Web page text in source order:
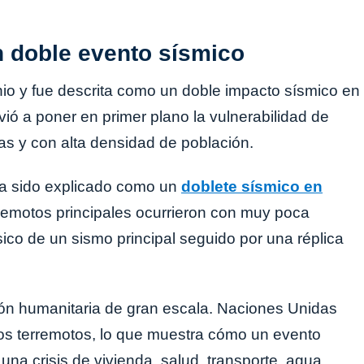
doble evento sísmico
y fue descrita como un doble impacto sísmico en
a poner en primer plano la vulnerabilidad de
y con alta densidad de población.
sido explicado como un doblete sísmico en
principales ocurrieron con muy poca
de un sismo principal seguido por una réplica
humanitaria de gran escala. Naciones Unidas
terremotos, lo que muestra cómo un evento
crisis de vivienda, salud, transporte, agua,